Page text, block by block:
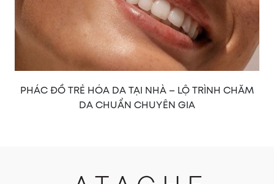
PHÁC ĐỒ TRẺ HÓA DA TẠI NHÀ – LỘ TRÌNH CHĂM
DA CHUẨN CHUYÊN GIA